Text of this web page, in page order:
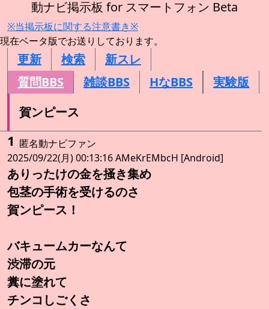
動ナビ掲示板 for スマートフォン Beta
※当掲示板に関する注意書き※
現在ベータ版でお送りしております。
更新 検索
新スレ
質問BBS
雑談BBS HなBBS
実験版
賀ンピース
1 匿名動ナビファン
2025/09/22(月) 00:13:16 AMeKrEMbcH [Android]
ありったけの金を掻き集め
包茎の手術を受けるのさ
賀ンピース！
バキュームカーなんて
渋滞の元
糞に塗れて
チンコしごくさ